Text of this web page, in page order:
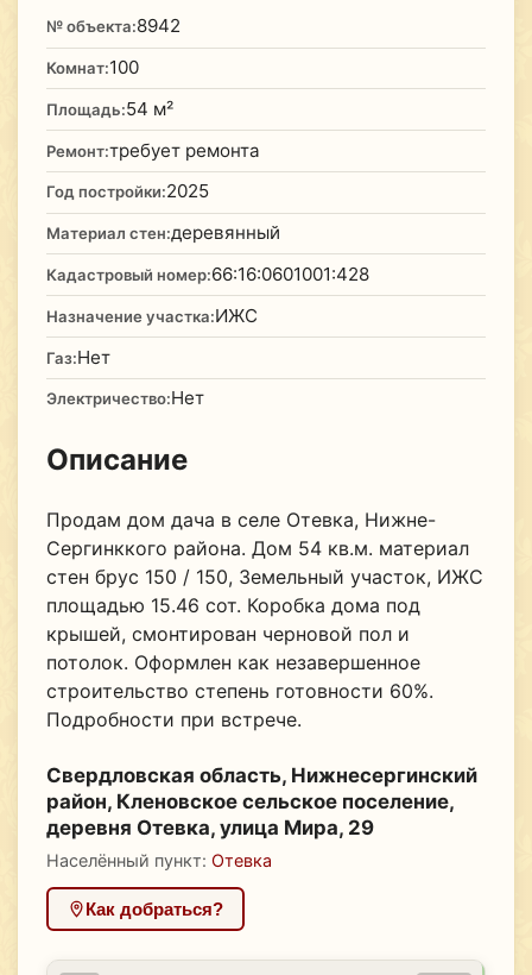
№ объекта:8942
Комнат:100
Площадь:54 м²
Ремонт:требует ремонта
Год постройки:2025
Материал стен:деревянный
Кадастровый номер:66:16:0601001:428
Назначение участка:ИЖС
Газ:Нет
Электричество:Нет
Описание
Продам дом дача в селе Отевка, Нижне-
Сергинккого района. Дом 54 кв.м. материал
стен брус 150 / 150, Земельный участок, ИЖС
площадью 15.46 сот. Коробка дома под
крышей, смонтирован черновой пол и
потолок. Оформлен как незавершенное
строительство степень готовности 60%.
Подробности при встрече.
Свердловская область, Нижнесергинский
район, Кленовское сельское поселение,
деревня Отевка, улица Мира, 29
Населённый пункт: Отевка
Как добраться?